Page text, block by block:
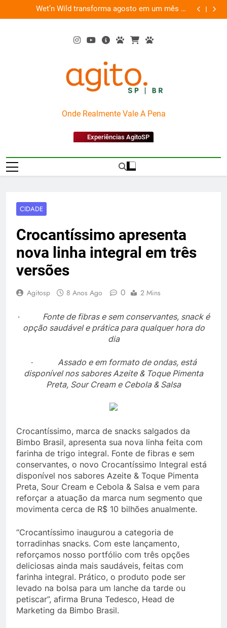
to
Wet’n Wild transforma agosto em um mês de
diversão e conexão
“Led
AgitoSP
Onde Realmente Vale A Pena
Experiências AgitoSP
CIDADE
Crocantíssimo apresenta
nova linha integral em três
versões
Agitosp 8 Anos Ago 0 2 Mins
· Fonte de fibras e sem conservantes, snack é
opção saudável e prática para qualquer hora do
dia
·
Assado e em formato de ondas, está
disponível nos sabores Azeite & Toque Pimenta
Preta, Sour Cream e Cebola & Salsa
Crocantíssimo, marca de snacks salgados da
Bimbo Brasil, apresenta sua nova linha feita com
farinha de trigo integral. Fonte de fibras e sem
conservantes, o novo Crocantíssimo Integral está
disponível nos sabores Azeite & Toque Pimenta
Preta, Sour Cream e Cebola & Salsa e vem para
reforçar a atuação da marca num segmento que
movimenta cerca de R$ 10 bilhões anualmente.
“Crocantíssimo inaugurou a categoria de
torradinhas snacks. Com este lançamento,
reforçamos nosso portfólio com três opções
deliciosas ainda mais saudáveis, feitas com
farinha integral. Prático, o produto pode ser
levado na bolsa para um lanche da tarde ou
petiscar”, afirma Bruna Tedesco, Head de
Marketing da Bimbo Brasil.